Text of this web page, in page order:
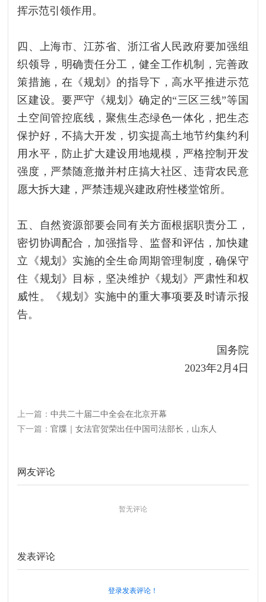
挥示范引领作用。
四、上海市、江苏省、浙江省人民政府要加强组
织领导，明确责任分工，健全工作机制，完善政
策措施，在《规划》的指导下，高水平推进示范
区建设。要严守《规划》确定的“三区三线”等国
土空间管控底线，聚焦生态绿色一体化，把生态
保护好，不搞大开发，切实提高土地节约集约利
用水平，防止扩大建设用地规模，严格控制开发
强度，严禁随意撤并村庄搞大社区、违背农民意
愿大拆大建，严禁违规兴建政府性楼堂馆所。
五、自然资源部要会同有关方面根据职责分工，
密切协调配合，加强指导、监督和评估，加快建
立《规划》实施的全生命周期管理制度，确保守
住《规划》目标，坚决维护《规划》严肃性和权
威性。《规划》实施中的重大事项要及时请示报
告。
国务院
2023年2月4日
上一篇：中共二十届二中全会在北京开幕
下一篇：官牒｜女法官贺荣出任中国司法部长，山东人
网友评论
暂无评论
发表评论
登录发表评论！